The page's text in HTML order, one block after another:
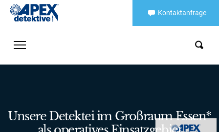
Kontaktanfrage
Unsere Detektei im Großraum Essen*